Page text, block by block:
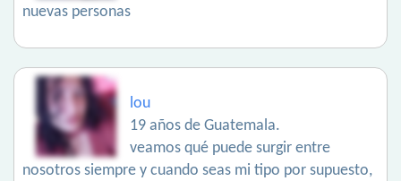
nuevas personas
lou
19 años de Guatemala.
veamos qué puede surgir entre
nosotros siempre y cuando seas mi tipo por supuesto,